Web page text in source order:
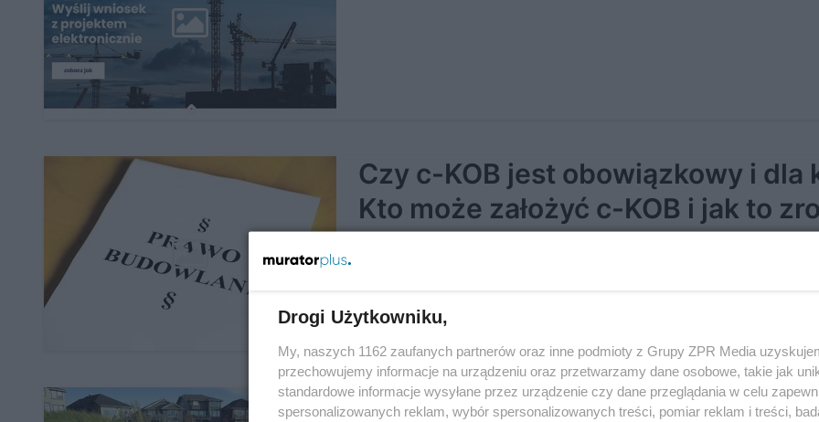
Czy c-KOB jest obowiązkowy i dla
Kto może założyć c-KOB i jak to
Budowa na podmokłym terenie.
Drogi Użytkowniku,
My, naszych 1162 zaufanych partnerów oraz inne podmioty z Grupy ZPR Media
przechowujemy informacje na urządzeniu oraz przetwarzamy dane osobowe, takie jak
standardowe informacje wysyłane przez urządzenie czy dane przeglądania w celu
spersonalizowanych reklam, wybór spersonalizowanych treści, pomiar reklam i treści,